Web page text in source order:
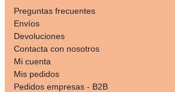
Preguntas frecuentes
Envíos
Devoluciones
Contacta con nosotros
Mi cuenta
Mis pedidos
Pedidos empresas - B2B